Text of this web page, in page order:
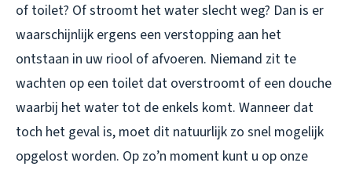
of toilet? Of stroomt het water slecht weg? Dan is er
waarschijnlijk ergens een verstopping aan het
ontstaan in uw riool of afvoeren. Niemand zit te
wachten op een toilet dat overstroomt of een douche
waarbij het water tot de enkels komt. Wanneer dat
toch het geval is, moet dit natuurlijk zo snel mogelijk
opgelost worden. Op zo’n moment kunt u op onze